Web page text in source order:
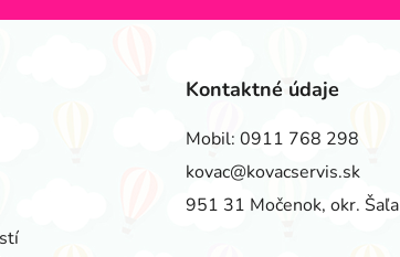
Kontaktné údaje
Mobil: 0911 768 298
kovac@kovacservis.sk
951 31 Močenok, okr. Šaľa